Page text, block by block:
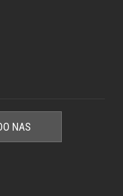
NAS